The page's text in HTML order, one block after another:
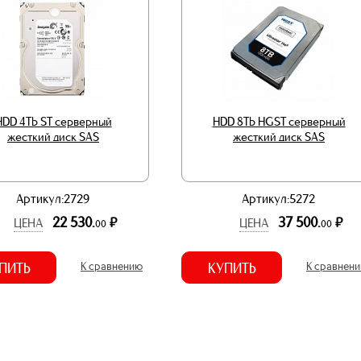
4Tb ST серверный
жесткий диск SAS
Артикул:2729
ЦЕНА
22 530.00 р.
К сравнению
HDD 8Tb HGST серверный
жесткий диск SAS
Артикул:5272
ЦЕНА
37 500.00 р.
КУПИТЬ К